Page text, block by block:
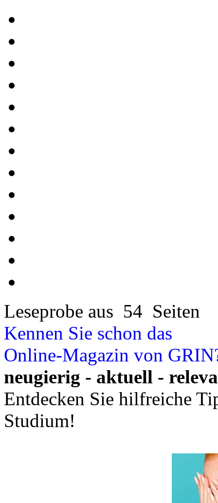
Leseprobe aus 54 Seiten
Kennen Sie schon das
Online-Magazin von
neugierig - aktuell -
Entdecken Sie hilfreiche
Studium!